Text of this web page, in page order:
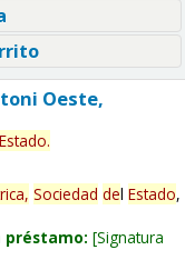
Oeste,
Estado.
Sociedad del Estado,
préstamo: Signatura